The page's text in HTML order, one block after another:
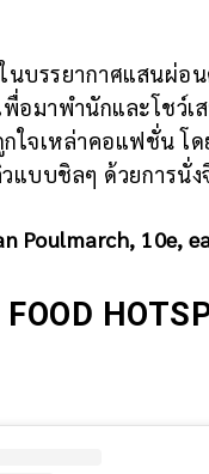
นบรรยากาศแสนผ่อ
พื่อมาพำนักและโชว์
ใจเหล่าคอแฟชั่น โด
แบบชิลๆ ด้วยการนั่
Poulmarch, 10e,